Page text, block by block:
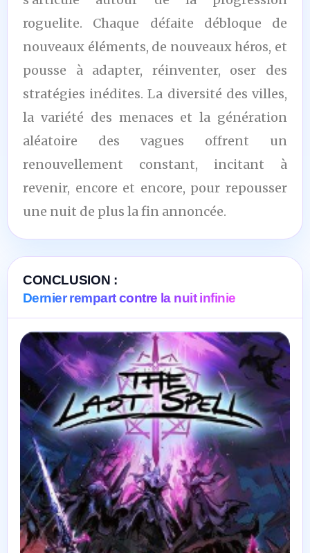
roguelite. Chaque défaite débloque de
nouveaux éléments, de nouveaux héros, et
pousse à adapter, réinventer, oser des
stratégies inédites. La diversité des villes,
la variété des menaces et la génération
aléatoire des vagues offrent un
renouvellement constant, incitant à
revenir, encore et encore, pour repousser
une nuit de plus la fin annoncée.
CONCLUSION :
Dernier rempart contre la nuit infinie